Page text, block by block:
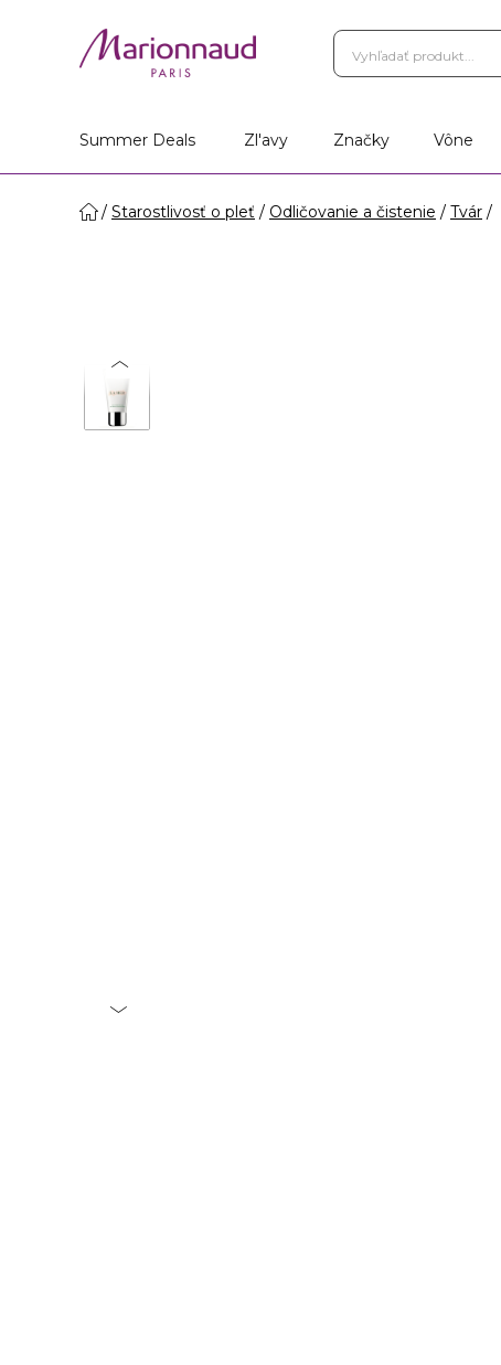
Summer Deals Zl'avy Značky Vône
Starostlivosť o pleť Odličovanie a čistenie Tvár